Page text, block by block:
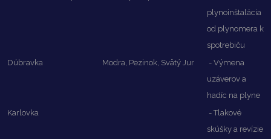
plynoinštalácia
od plynomera k
spotrebiču
Dúbravka
Modra, Pezinok, Svätý Jur
- Výmena
uzáverov a
hadíc na plyne
Karlovka
- Tlakové
skúšky a revízie